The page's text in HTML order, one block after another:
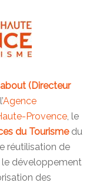
(Directeur
Agence
Provence, le
du Tourismedu
réutilisation de
le développement
des